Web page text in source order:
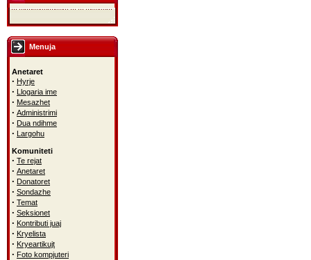
Menuja
Anetaret
· Hyrje
· Llogaria ime
· Mesazhet
· Administrimi
· Dua ndihme
· Largohu
Komuniteti
· Te rejat
· Anetaret
· Donatoret
· Sondazhe
· Temat
· Seksionet
· Kontributi juaj
· Kryelista
· Kryeartikujt
· Foto kompjuteri